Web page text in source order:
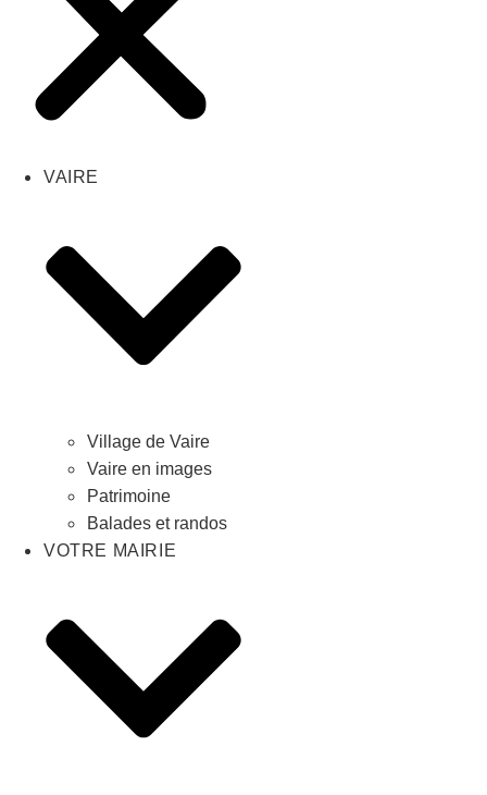
VAIRE
Village de Vaire
Vaire en images
Patrimoine
Balades et randos
VOTRE MAIRIE